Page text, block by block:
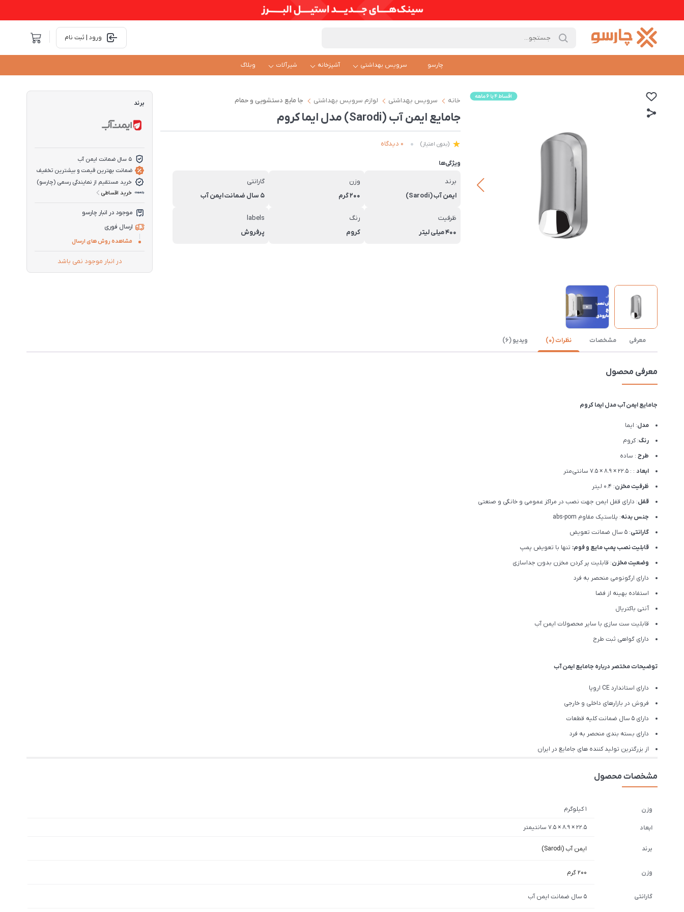
ورود | ثبت نام
چارسو سرویس بهداشتی آشپزخانه شیرآلات وبلاگ
خانه سرویس بهداشتی لوازم سرویس بهداشتی جا مایع دستشویی و حمام
جامایع ایمن آب (Sarodi) مدل ایما کروم
(بدون امتیاز) 0 دیدگاه
ویژگی‌ها
برند
ایمن آب (Sarodi)
وزن
200 گرم
گارانتی
5 سال ضمانت ایمن آب
ظرفیت
400 میلی لیتر
رنگ
کروم
labels
پرفروش
برند
5 سال ضمانت ایمن آب
ضمانت بهترین قیمت و بیشترین تخفیف
خرید مستقیم از نمایندگی رسمی (چارسو)
خرید اقساطی
موجود در انبار چارسو
ارسال فوری
مشاهده روش های ارسال
در انبار موجود نمی باشد
معرفی مشخصات نظرات (0) ویدیو (6)
معرفی محصول
جامایع ایمن آب مدل ایما کروم
مدل: ایما
رنگ: کروم
طرح : ساده
ابعاد : : 22.5 × 8.9 × 7.5 سانتی‌متر
ظرفیت مخزن: 0.4 لیتر
قفل: دارای قفل ایمن جهت نصب در مراکز عمومی و خانگی و صنعتی
جنس بدنه: پلاستیک مقاوم abs-pom
گارانتی: 5 سال ضمانت تعویض
قابلیت نصب پمپ مایع و فوم: تنها با تعویض پمپ
وضعیت مخزن: قابلیت پر کردن مخزن بدون جداسازی
دارای ارگونومی منحصر به فرد
استفاده بهینه از فضا
آنتی باکتریال
قابلیت ست سازی با سایر محصولات ایمن آب
دارای گواهی ثبت طرح
توضیحات مختصر درباره جامایع ایمن آب
دارای استاندارد CE اروپا
فروش در بازارهای داخلی و خارجی
دارای 5 سال ضمانت کلیه قطعات
دارای بسته بندی منحصر به فرد
از بزرگترین تولید کننده های جامایع در ایران
مشخصات محصول
وزن 1 کیلوگرم
ابعاد 22.5 × 8.9 × 7.5 سانتیمتر
برند ایمن آب (Sarodi)
وزن 200 گرم
گارانتی 5 سال ضمانت ایمن آب